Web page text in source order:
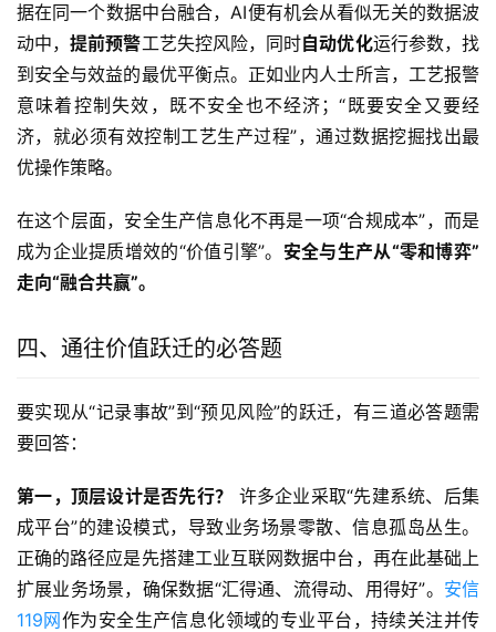
据在同一个数据中台融合，AI便有机会从看似无关的数据波
动中，提前预警工艺失控风险，同时自动优化运行参数，找
到安全与效益的最优平衡点。正如业内人士所言，工艺报警
意味着控制失效，既不安全也不经济；“既要安全又要经
济，就必须有效控制工艺生产过程”，通过数据挖掘找出最
优操作策略。
在这个层面，安全生产信息化不再是一项“合规成本”，而是
成为企业提质增效的“价值引擎”。 安全与生产从“零和博弈”
走向“融合共赢”。
四、通往价值跃迁的必答题
要实现从“记录事故”到“预见风险”的跃迁，有三道必答题需
要回答：
第一，顶层设计是否先行？
许多企业采取“先建系统、后集
成平台”的建设模式，导致业务场景零散、信息孤岛丛生。
正确的路径应是先搭建工业互联网数据中台，再在此基础上
扩展业务场景，确保数据“汇得通、流得动、用得好”。 安信
119网作为安全生产信息化领域的专业平台，持续关注并传